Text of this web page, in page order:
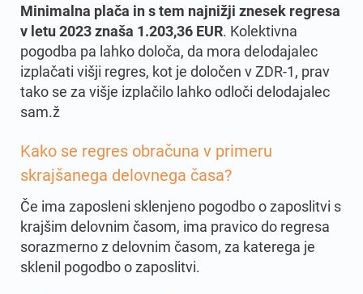
Minimalna plača in s tem najnižji znesek regresa
v letu 2023 znaša 1.203,36 EUR. Kolektivna
pogodba pa lahko določa, da mora delodajalec
izplačati višji regres, kot je določen v ZDR-1, prav
tako se za višje izplačilo lahko odloči delodajalec
sam.ž
Kako se regres obračuna v primeru
skrajšanega delovnega časa?
Če ima zaposleni sklenjeno pogodbo o zaposlitvi s
krajšim delovnim časom, ima pravico do regresa
sorazmerno z delovnim časom, za katerega je
sklenil pogodbo o zaposlitvi.